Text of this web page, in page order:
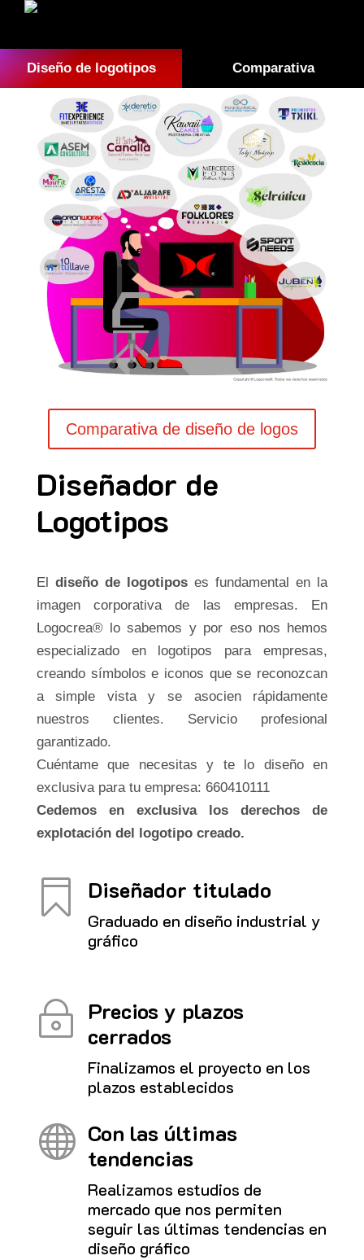
Diseño de logotipos Comparativa
Comparativa de diseño de logos
Diseñador de
Logotipos
El diseño de logotiposes fundamental en la
imagen corporativa de las empresas. En
Logocrea® lo sabemos y por eso nos hemos
especializado en logotipos para empresas,
creando símbolos e iconos que se reconozcan
a simple vista y se asocien rápidamente
nuestros clientes. Servicio profesional
garantizado.
Cuéntame que necesitas y te lo diseño en
exclusiva para tu empresa: 660410111
Cedemos en exclusiva los derechos de
explotación del logotipo creado.
 Diseñador titulado
Graduado en diseño industrial y
gráfico
~ Precios y plazos
cerrados
Finalizamos el proyecto en los
plazos establecidos
 Con las últimas
tendencias
Realizamos estudios de
mercado que nos permiten
seguir las últimas tendencias en
diseño gráfico